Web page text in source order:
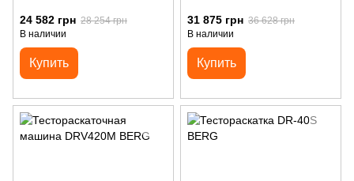
24 582 грн 28 254 грн
В наличии
Купить
31 875 грн 36 628 грн
В наличии
Купить